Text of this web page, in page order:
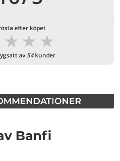
efter köpet
★
★
★
av54kunder
Banfi